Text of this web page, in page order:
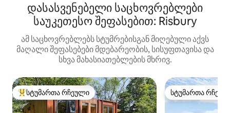
დასასვენებელი საცხოვრებლები
საუკეთესო შეფასებით: Risbury
ამ საცხოვრებლებს სტუმრებისგან მიღებული აქვს
მაღალი შეფასებები მდებარეობის, სისუფთავისა და
სხვა მახასიათებლების მხრივ.
სტუმართა რჩეული მოწინავე ვარიანტი
სტუმართა რჩეული სტუმართა
სტუმართა